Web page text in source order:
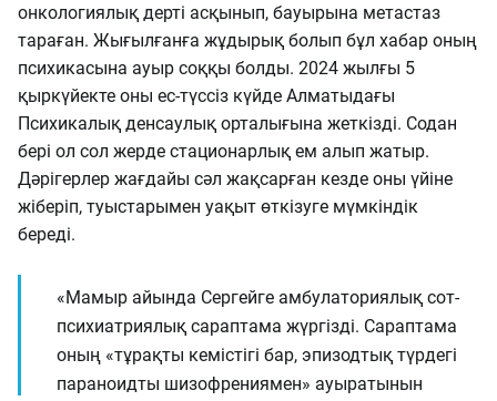
онкологиялық дерті асқынып, бауырына метастаз
тараған. Жығылғанға жұдырық болып бұл хабар оның
психикасына ауыр соққы болды. 2024 жылғы 5
қыркүйекте оны ес-түссіз күйде Алматыдағы
Психикалық денсаулық орталығына жеткізді. Содан
бері ол сол жерде стационарлық ем алып жатыр.
Дәрігерлер жағдайы сәл жақсарған кезде оны үйіне
жіберіп, туыстарымен уақыт өткізуге мүмкіндік
береді.
«Мамыр айында Сергейге амбулаториялық сот-
психиатриялық сараптама жүргізді. Сараптама
оның «тұрақты кемістігі бар, эпизодтық түрдегі
параноидты шизофрениямен» ауыратынын